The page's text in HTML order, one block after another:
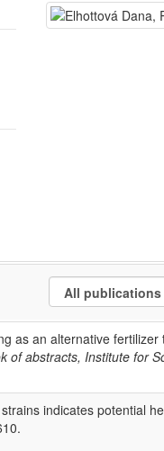
as an alternative fertilizer
of abstracts, Institute for
indicates potential